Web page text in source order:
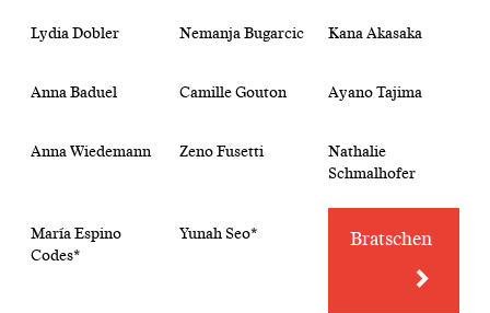
Lydia Dobler Nemanja Bugarcic Kana Akasaka
Anna Baduel Camille Gouton Ayano Tajima
Anna Wiedemann Zeno Fusetti
Nathalie
Schmalhofer
María Espino
Codes*
Yunah Seo* Bratschen